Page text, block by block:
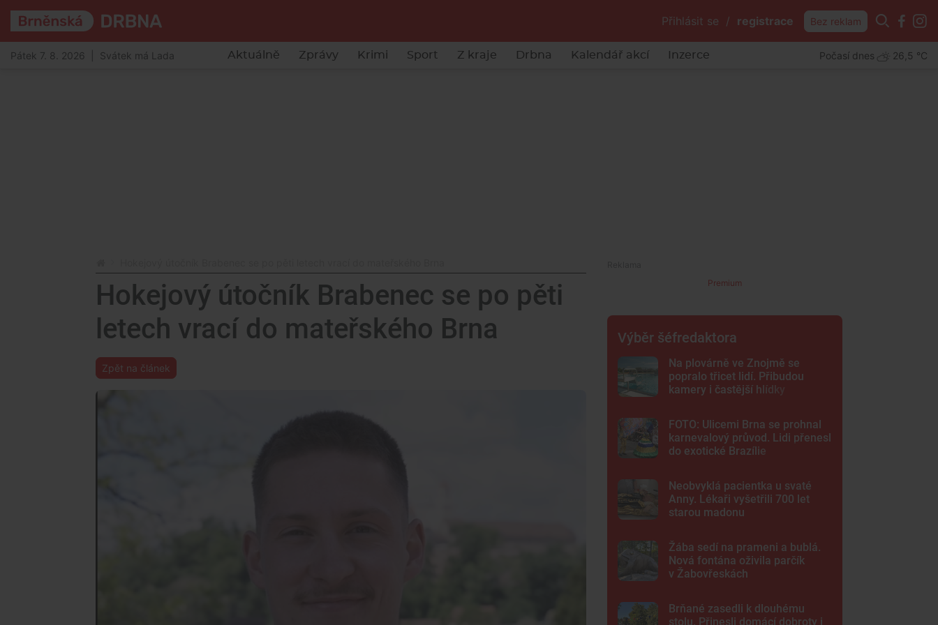
Přihlásit se / registrace Bez reklam
Pátek 7. 8. 2026 | Svátek má Lada Aktuálně Zprávy Krimi Sport Z kraje Drbna Kalendář akcí Inzerce Počasí dnes 26,5 °C
Hokejový útočník Brabenec se po pěti
letech vrací do mateřského Brna
Zpět na článek
Premium
Výběr šéfredaktora
Na plovárně ve Znojmě se
popralo třicet lidí. Přibudou
kamery i častější hlídky
FOTO: Ulicemi Brna se prohnal
karnevalový průvod. Lidi přenesl
do exotické Brazílie
Neobvyklá pacientka u svaté
Anny. Lékaři vyšetřili 700 let
starou madonu
Žába sedí na prameni a bublá.
Nová fontána oživila parčík
v Žabovřeskách
Brňané zasedli k dlouhému
stolu. Přinesli domácí dobroty i